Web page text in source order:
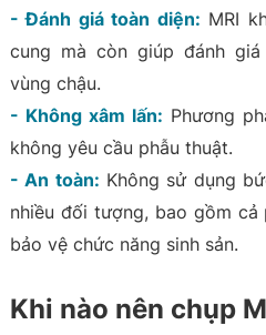
- Đánh giá toàn diện: MRI
cung mà còn giúp đánh
vùng chậu.
- Không xâm lấn: Phương
không yêu cầu phẫu thuật.
- An toàn: Không sử dụng
nhiều đối tượng, bao gồm
bảo vệ chức năng sinh sản.
Khi nào nên chụp